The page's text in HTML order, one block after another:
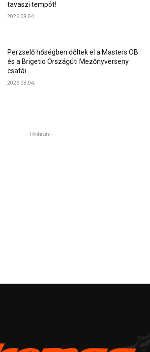
tavaszi tempót!
2026.08.04.
Perzselő hőségben dőltek el a Masters OB
és a Brigetio Országúti Mezőnyverseny
csatái
2026.08.04.
- Hirdetés -